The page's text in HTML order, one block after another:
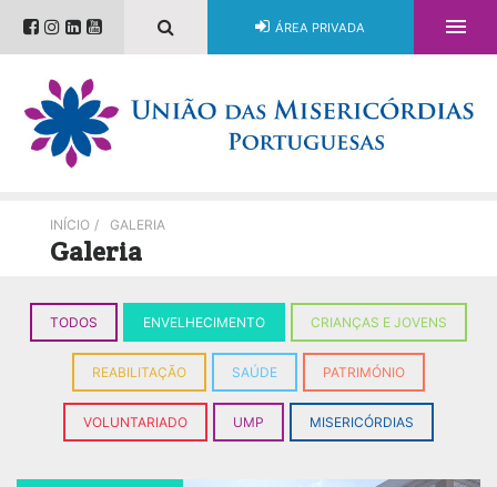
ÁREA PRIVADA 
INÍCIO / GALERIA
Galeria
TODOS ENVELHECIMENTO CRIANÇAS E JOVENS
REABILITAÇÃO SAÚDE PATRIMÓNIO
VOLUNTARIADO UMP MISERICÓRDIAS